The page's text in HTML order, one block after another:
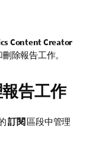
Content Creator
除報告工作。
告工作
訂閱區段中管理